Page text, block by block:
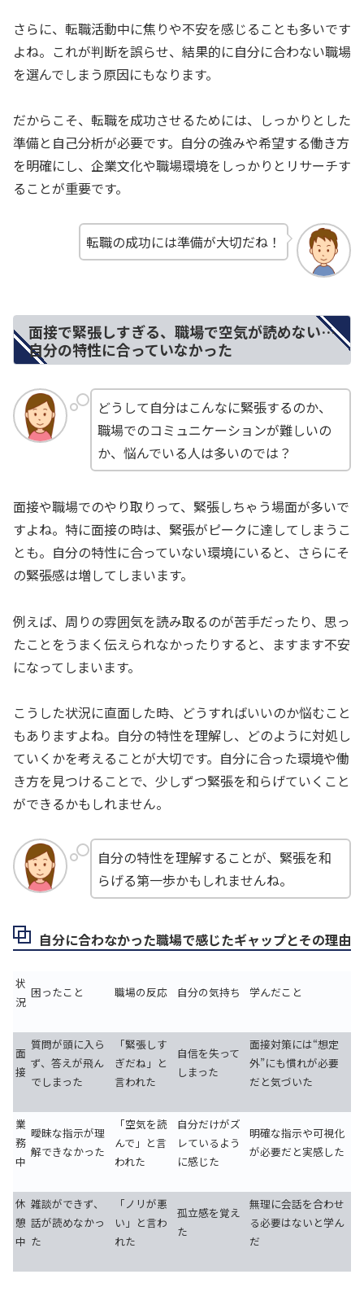
さらに、転職活動中に焦りや不安を感じることも多いです
よね。これが判断を誤らせ、結果的に自分に合わない職場
を選んでしまう原因にもなります。
だからこそ、転職を成功させるためには、しっかりとした
準備と自己分析が必要です。自分の強みや希望する働き方
を明確にし、企業文化や職場環境をしっかりとリサーチす
ることが重要です。
転職の成功には準備が大切だね！
面接で緊張しすぎる、職場で空気が読めない…
自分の特性に合っていなかった
どうして自分はこんなに緊張するのか、
職場でのコミュニケーションが難しいの
か、悩んでいる人は多いのでは？
面接や職場でのやり取りって、緊張しちゃう場面が多いで
すよね。特に面接の時は、緊張がピークに達してしまうこ
とも。自分の特性に合っていない環境にいると、さらにそ
の緊張感は増してしまいます。
例えば、周りの雰囲気を読み取るのが苦手だったり、思っ
たことをうまく伝えられなかったりすると、ますます不安
になってしまいます。
こうした状況に直面した時、どうすればいいのか悩むこと
もありますよね。自分の特性を理解し、どのように対処し
ていくかを考えることが大切です。自分に合った環境や働
き方を見つけることで、少しずつ緊張を和らげていくこと
ができるかもしれません。
自分の特性を理解することが、緊張を和
らげる第一歩かもしれませんね。
自分に合わなかった職場で感じたギャップとその理由
状
況
困ったこと 職場の反応 自分の気持ち 学んだこと
面
接
質問が頭に入ら
ず、答えが飛ん
でしまった
「緊張しす
ぎだね」と
言われた
自信を失って
しまった
面接対策には“想定
外”にも慣れが必要
だと気づいた
業
務
中
曖昧な指示が理
解できなかった
「空気を読
んで」と言
われた
自分だけがズ
レているよう
に感じた
明確な指示や可視化
が必要だと実感した
休
憩
中
雑談ができず、
話が読めなかっ
た
「ノリが悪
い」と言わ
れた
孤立感を覚え
た
無理に会話を合わせ
る必要はないと学ん
だ